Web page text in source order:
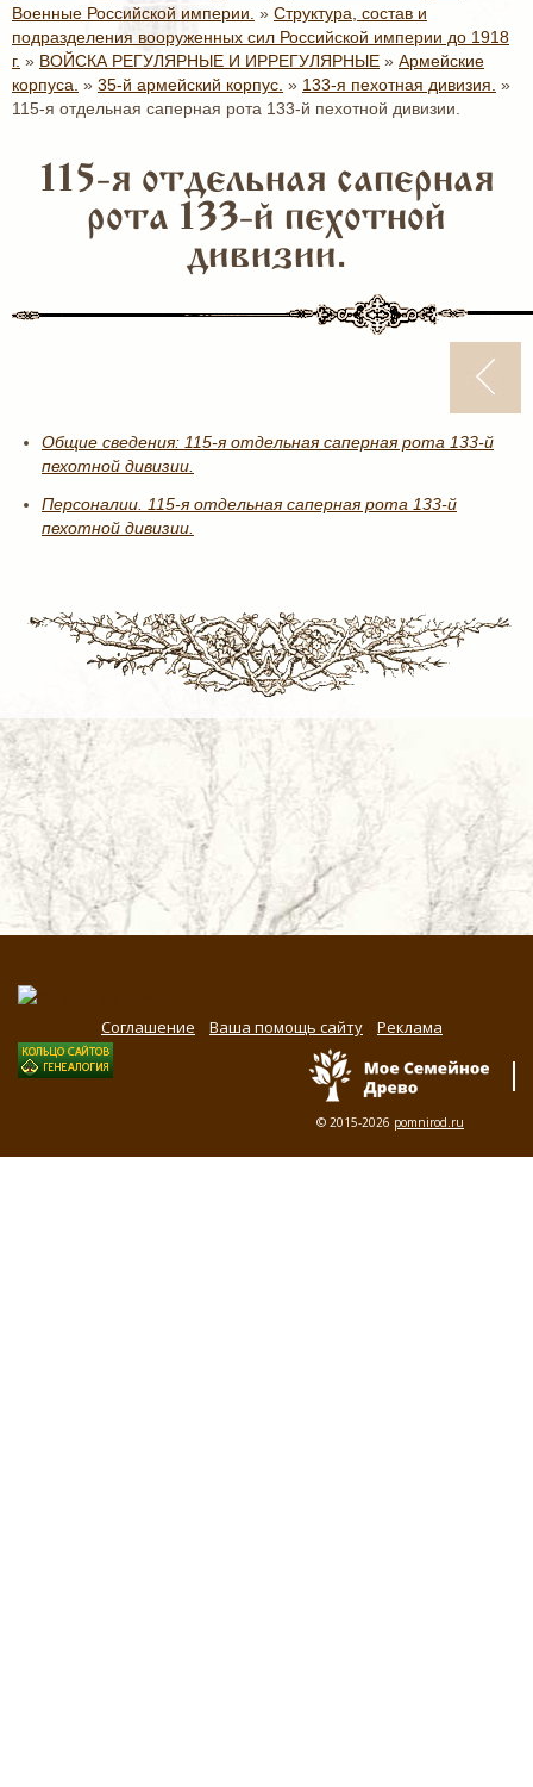
Военные Российской империи. » Структура, состав и
подразделения вооруженных сил Российской империи до 1918
г. » ВОЙСКА РЕГУЛЯРНЫЕ И ИРРЕГУЛЯРНЫЕ » Армейские
корпуса. » 35-й армейский корпус. » 133-я пехотная дивизия. »
115-я отдельная саперная рота 133-й пехотной дивизии.
115-я отдельная саперная
рота 133-й пехотной
дивизии.
Общие сведения: 115-я отдельная саперная рота 133-й
пехотной дивизии.
Персоналии. 115-я отдельная саперная рота 133-й
пехотной дивизии.
Соглашение Ваша помощь сайту Реклама
© 2015-2026 pomnirod.ru